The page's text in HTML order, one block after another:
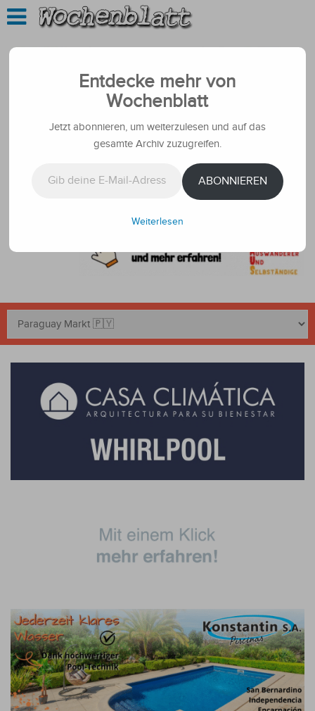
Entdecke mehr von
Wochenblatt
Jetzt abonnieren, um weiterzulesen und auf das
gesamte Archiv zuzugreifen.
ABONNIEREN
Weiterlesen